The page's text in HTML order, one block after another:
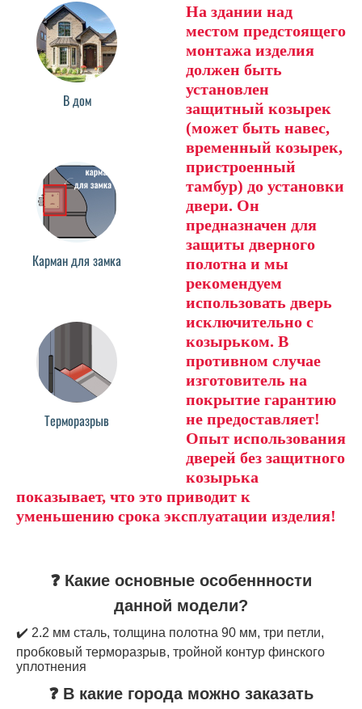
В дом
Карман для замка
Терморазрыв
На здании над
местом предстоящего
монтажа изделия
должен быть
установлен
защитный козырек
(может быть навес,
временный козырек,
пристроенный
тамбур) до установки
двери. Он
предназначен для
защиты дверного
полотна и мы
рекомендуем
использовать дверь
исключительно с
козырьком. В
противном случае
изготовитель на
покрытие гарантию
не предоставляет!
Опыт использования
дверей без защитного
козырька
показывает, что это приводит к
уменьшению срока эксплуатации изделия!
❓ Какие основные особеннности
данной модели?
✔️ 2.2 мм сталь, толщина полотна 90 мм, три петли,
пробковый терморазрыв, тройной контур финского
уплотнения
❓ В какие города можно заказать